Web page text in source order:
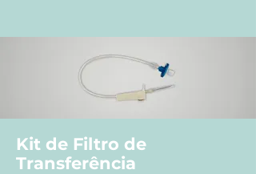
Kit de Filtro de
Transferência